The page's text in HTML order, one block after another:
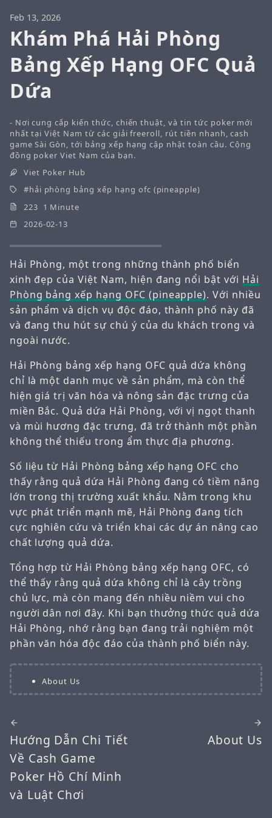
Feb 13, 2026
Khám Phá Hải Phòng
Bảng Xếp Hạng OFC Quả
Dứa
- Nơi cung cấp kiến thức, chiến thuật, và tin tức poker mới
nhất tại Việt Nam từ các giải freeroll, rút tiền nhanh, cash
game Sài Gòn, tới bảng xếp hạng cập nhật toàn cầu. Cộng
đồng poker Viet Nam của bạn.
Viet Poker Hub
hải phòng bảng xếp hạng ofc (pineapple)
223 1 Minute
2026-02-13
Hải Phòng, một trong những thành phố biển
xinh đẹp của Việt Nam, hiện đang nổi bật với Hải
Phòng bảng xếp hạng OFC (pineapple). Với nhiều
sản phẩm và dịch vụ độc đáo, thành phố này đã
và đang thu hút sự chú ý của du khách trong và
ngoài nước.
Hải Phòng bảng xếp hạng OFC quả dứa không
chỉ là một danh mục về sản phẩm, mà còn thể
hiện giá trị văn hóa và nông sản đặc trưng của
miền Bắc. Quả dứa Hải Phòng, với vị ngọt thanh
và mùi hương đặc trưng, đã trở thành một phần
không thể thiếu trong ẩm thực địa phương.
Số liệu từ Hải Phòng bảng xếp hạng OFC cho
thấy rằng quả dứa Hải Phòng đang có tiềm năng
lớn trong thị trường xuất khẩu. Nằm trong khu
vực phát triển mạnh mẽ, Hải Phòng đang tích
cực nghiên cứu và triển khai các dự án nâng cao
chất lượng quả dứa.
Tổng hợp từ Hải Phòng bảng xếp hạng OFC, có
thể thấy rằng quả dứa không chỉ là cây trồng
chủ lực, mà còn mang đến nhiều niềm vui cho
người dân nơi đây. Khi bạn thưởng thức quả dứa
Hải Phòng, nhớ rằng bạn đang trải nghiệm một
phần văn hóa độc đáo của thành phố biển này.
About Us
Hướng Dẫn Chi Tiết
Về Cash Game
Poker Hồ Chí Minh
và Luật Chơi
About Us